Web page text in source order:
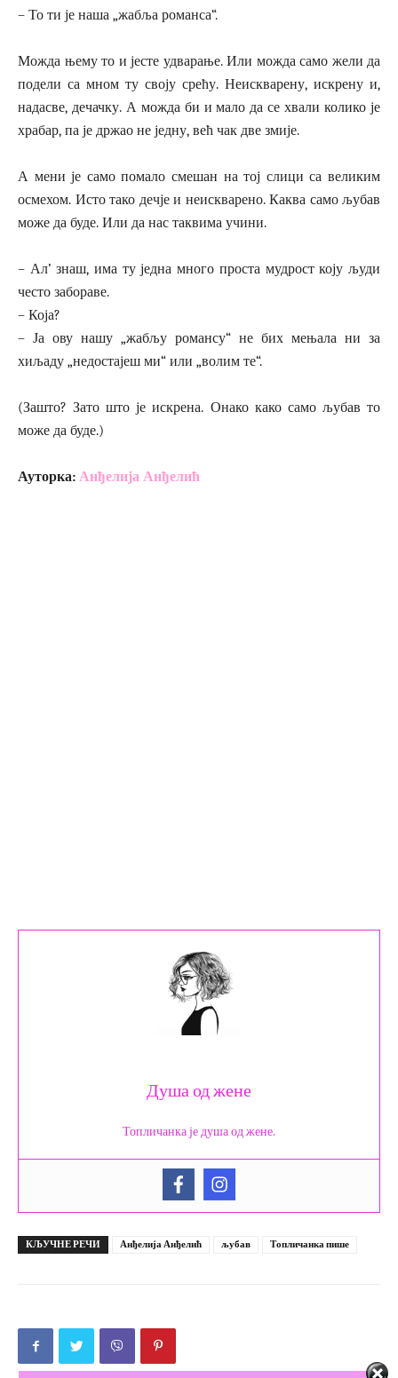
– То ти је наша „жабља романса“.
Можда њему то и јесте удварање. Или можда само жели да
подели са мном ту своју срећу. Неискварену, искрену и,
надасве, дечачку. А можда би и мало да се хвали колико је
храбар, па је држао не једну, већ чак две змије.
А мени је само помало смешан на тој слици са великим
осмехом. Исто тако дечје и неискварено. Каква само љубав
може да буде. Или да нас таквима учини.
– Ал’ знаш, има ту једна много проста мудрост коју људи
често забораве.
– Која?
– Ја ову нашу „жабљу романсу“ не бих мењала ни за
хиљаду „недостајеш ми“ или „волим те“.
(Зашто? Зато што је искрена. Онако како само љубав то
може да буде.)
Ауторка: Анђелија Анђелић
Душа од жене
Топличанка је душа од жене.
КЉУЧНЕ РЕЧИ Анђелија Анђелић љубав Топличанка пише